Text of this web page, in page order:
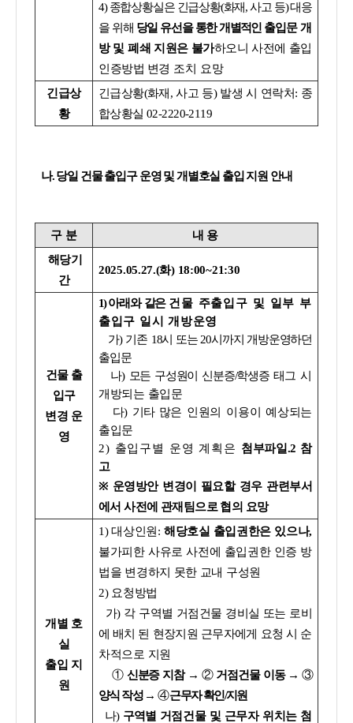
4) 종합상황실은 긴급상황(화재, 사고 등) 대응
을 위해 당일 유선을 통한개별적인 출입문 개
방 및 폐쇄 지원은 불가하오니 사전에 출입
인증방법 변경 조치 요망
긴급상
황
긴급상황(화재, 사고 등) 발생 시 연락처: 종
합상황실 02-2220-2119
나. 당일 건물 출입구 운영 및 개별호실 출입 지원 안내
구 분
내 용
해당기
간
2025.05.27.(화) 18:00~21:30
건물 출
입구
변경 운
영
1)아래와 같은 건물 주출입구 및 일부 부
출입구 일시 개방운영
가) 기존 18시 또는 20시까지 개방운영하던
출입문
나) 모든 구성원이 신분증/학생증태그 시
개방되는 출입문
다) 기타많은 인원의 이용이 예상되는
출입문
2) 출입구별 운영 계획은 첨부파일.2 참
고
※ 운영방안 변경이 필요할 경우 관련부서
에서 사전에 관재팀으로 협의 요망
개별 호
실
출입 지
원
1) 대상인원: 해당호실 출입권한은 있으나,
불가피한 사유로 사전에 출입권한 인증 방
법을 변경하지 못한 교내 구성원
2) 요청방법
가) 각 구역별 거점건물 경비실 또는 로비
에 배치 된 현장지원 근무자에게 요청 시
순
차적으로 지원
① 신분증 지참 → ② 거점건물 이동 → ③
양식 작성 → ④근무자 확인/지원
나) 구역별 거점건물 및 근무자 위치는 첨